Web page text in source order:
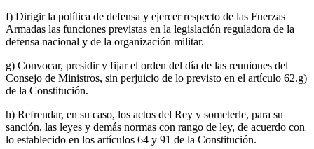
f) Dirigir la política de defensa y ejercer respecto de las Fuerzas
Armadas las funciones previstas en la legislación reguladora de la
defensa nacional y de la organización militar.
g) Convocar, presidir y fijar el orden del día de las reuniones del
Consejo de Ministros, sin perjuicio de lo previsto en el artículo 62.g)
de la Constitución.
h) Refrendar, en su caso, los actos del Rey y someterle, para su
sanción, las leyes y demás normas con rango de ley, de acuerdo con
lo establecido en los artículos 64 y 91 de la Constitución.